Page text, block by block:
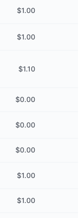
$1.00
$1.00
$1.10
$0.00
$0.00
$0.00
$1.00
$1.00